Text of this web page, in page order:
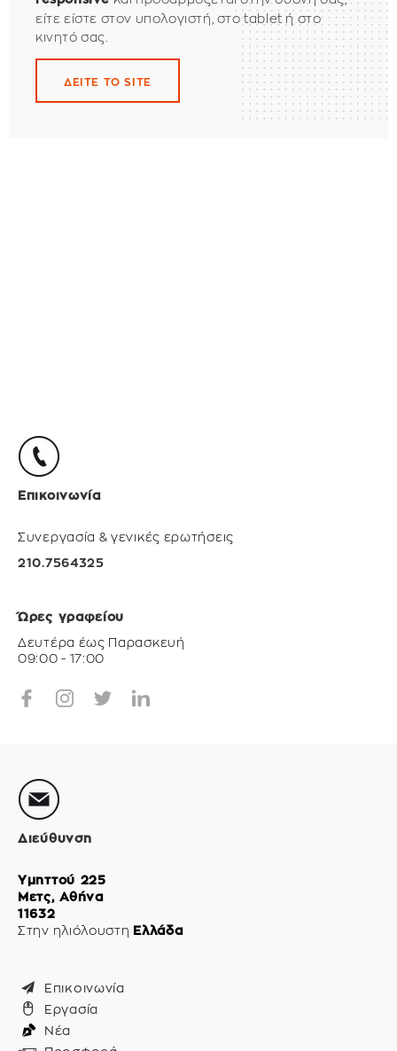
είτε είστε στον υπολογιστή, στο tablet ή στο
κινητό σας.
ΔΕΙΤΕ ΤΟ SITE
Επικοινωνία
Συνεργασία & γενικές ερωτήσεις
210.7564325
Ώρες γραφείου
Δευτέρα έως Παρασκευή
09:00 - 17:00
Διεύθυνση
Υμηττού 225
Μετς, Αθήνα
11632
Στην ηλιόλουστη Ελλάδα
Επικοινωνία
Εργασία
Νέα